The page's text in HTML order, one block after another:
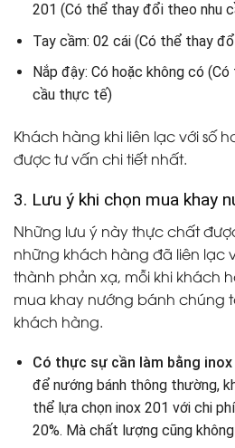
201 (Có thể thay đổi theo nhu
Tay cầm: 02 cái (Có thể thay
Nắp đậy: Có hoặc không có
cầu thực tế)
Khách hàng khi liên lạc với số
được tư vấn chi tiết nhất.
3. Lưu ý khi chọn mua khay
Những lưu ý này thực chất
những khách hàng đã liên lạc
thành phản xạ, mỗi khi khách
mua khay nướng bánh chúng
khách hàng.
Có thực sự cần làm bằng inox
để nướng bánh thông thường,
thể lựa chọn inox 201 với chi
20%. Mà chất lượng cũng không